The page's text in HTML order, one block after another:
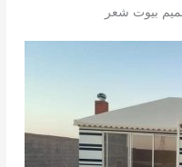
بيوت شعر